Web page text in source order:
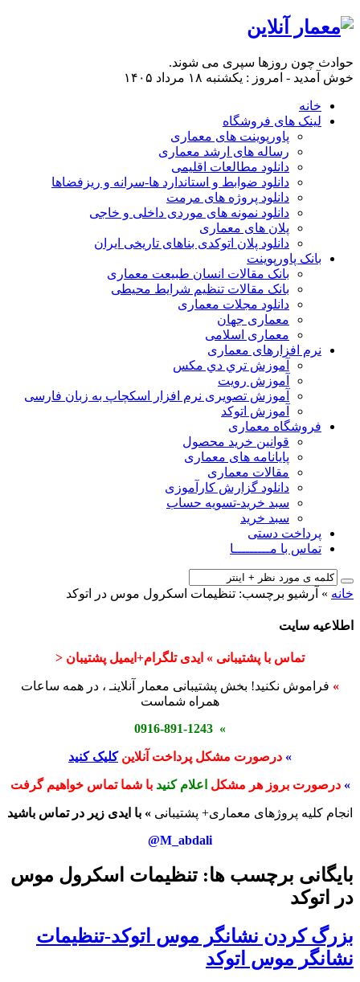
حوادث چون روزها سپری می شوند.
خوش آمدید - امروز : یکشنبه ۱۸ مرداد ۱۴۰۵
خانه
لینک های فروشگاه
پاورپوینت های معماری
رساله های ارشد معماری
دانلود مطالعات اقلیمی
دانلود ضوابط و استاندارد ها-سرانه و ریزفضاها
دانلود پروژه های مرمت
دانلود نمونه های موردی داخلی و خاجی
پلان های معماری
دانلود پلان اتوکدی بناهای تاریخی ایران
بانک پاورپوینت
بانک مقالات انسان طبیعت معماری
بانک مقالات تنظیم شرایط محیطی
دانلود مجلات معماری
معماری جهان
معماری اسلامی
نرم افزارهای معماری
آﻣﻮزش ﺗﺮي دي ﻣﮑﺲ
آموزش رویت
آموزش تصویری نرم افزار اسکچاپ به زبان فارسی
آموزش اتوکد
فروشگاه معماری
قوانین خرید محصول
پایانامه های معماری
مقالات معماری
دانلود گزارش کارآموزی
سبد خرید-تسویه حساب
سبد خرید
پرداخت دستی
تماس با مـــــــــا
خانه » آرشیو برچسب: تنظیمات اسکرول موس در اتوکد
اطلاعیه سایت
تماس با پشتیبانی » ایدی تلگرام+ایمیل پشتیبان <
» فراموش نکنید! بخش پشتیبانی معمار آنلاینـ ، در همه ساعات
همراه شماست
» 0916-891-1243
» درصورت مشکل پرداخت آنلاینکلیک کنید
» درصورت بروز هر مشکل اعلام کنید با شما تماس خواهیم گرفت
انجام کلیه پروژهای معماری+ پشتیبانی » با ایدی زیر در تماس باشید
M_abdali@
بایگانی برچسب ها: تنظیمات اسکرول موس
در اتوکد
بزرگ کردن نشانگر موس اتوکد-تنظیمات
نشانگر موس اتوکد